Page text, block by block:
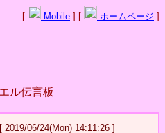
[ Mobile ] [ ホームページ ]
[ 2019/06/24(Mon) 14:11:26 ]